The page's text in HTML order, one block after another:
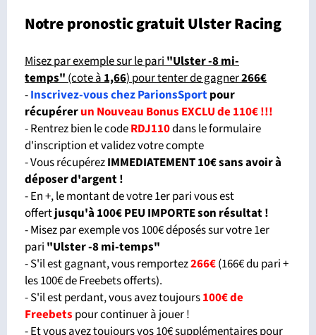
Notre pronostic gratuit Ulster Racing
Misez par exemple sur le pari"Ulster -8 mi-
temps"(cote à1,66) pour tenter de gagner266€
-Inscrivez-vous chez ParionsSportpour
récupérerun Nouveau Bonus EXCLU de 110€ !!!
- Rentrez bien le codeRDJ110dans le formulaire
d'inscription et validez votre compte
- Vous récupérezIMMEDIATEMENT 10€ sans avoir à
déposer d'argent !
- En +, le montant de votre 1er pari vous est
offertjusqu'à 100€ PEU IMPORTE son résultat !
- Misez par exemple vos 100€ déposés sur votre 1er
pari "Ulster -8 mi-temps"
- S'il est gagnant, vous remportez266€(166€ du pari +
les 100€ de Freebets offerts).
- S'il est perdant, vous avez toujours100€ de
Freebets pour continuer à jouer !
- Et vous avez toujours vos10€ supplémentairespour